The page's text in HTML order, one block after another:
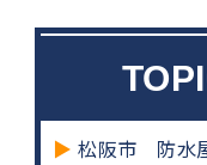
松阪市 防水